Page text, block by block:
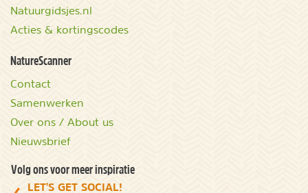
Natuurgidsjes.nl
Acties & kortingscodes
NatureScanner
Contact
Samenwerken
Over ons / About us
Nieuwsbrief
Volg ons voor meer inspiratie
LET'S GET SOCIAL!